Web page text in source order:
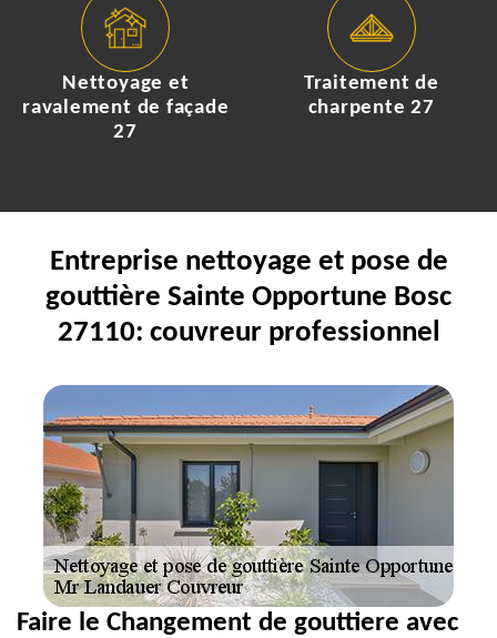
Nettoyage et
ravalement de façade
27
Traitement de
charpente 27
Entreprise nettoyage et pose de
gouttière Sainte Opportune Bosc
27110: couvreur professionnel
Faire le Changement de gouttiere avec